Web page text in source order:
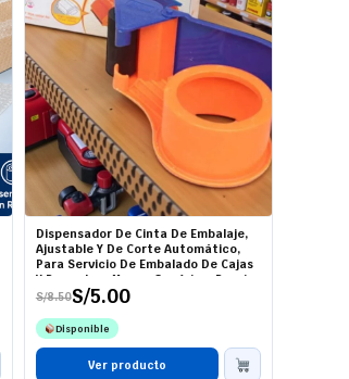
Dispensador De Cinta De Embalaje,
Ajustable Y De Corte Automático,
Para Servicio De Embalado De Cajas
Y Paquetes, Marca Genérico, Precio
De La Unidad (Pedido Mínimo 3
Unidades)
S/8.50
El
precio
original
era:
S/8.50.
S/5.00
El
precio
actual
es:
S/5.00.
Disponible
Ver producto